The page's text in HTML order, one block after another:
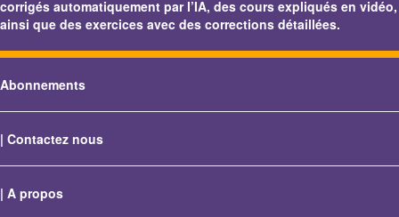
corrigés automatiquement par l’IA, des cours expliqués en vidéo,
ainsi que des exercices avec des corrections détaillées.
Abonnements
| Contactez nous
| A propos